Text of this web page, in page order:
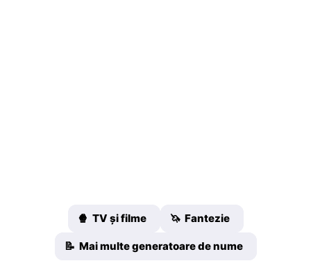
🍿 TV și filme 🦄 Fantezie
📝 Mai multe generatoare de nume